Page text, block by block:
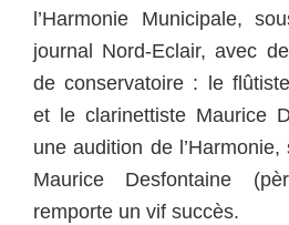
l’Harmonie Municipale,
journal Nord-Eclair, avec
de conservatoire : le
et le clarinettiste Maurice
une audition de
Maurice Desfontaine
remporte un vif succès.